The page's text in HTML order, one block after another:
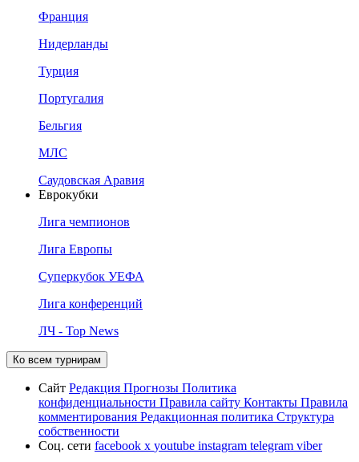
Франция
Нидерланды
Турция
Португалия
Бельгия
МЛС
Саудовская Аравия
Еврокубки
Лига чемпионов
Лига Европы
Суперкубок УЕФА
Лига конференций
ЛЧ - Top News
Ко всем турнирам
Сайт Редакция Прогнозы Политика
конфиденциальности Правила сайту Контакты Правила
комментирования Редакционная политика Структура
собственности
Соц. сети facebook x youtube instagram telegram viber